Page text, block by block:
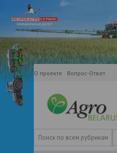
О проекте Вопрос-Ответ